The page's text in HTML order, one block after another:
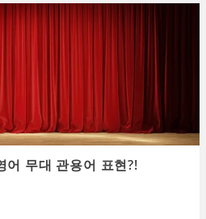
어 무대 관용어 표현?!